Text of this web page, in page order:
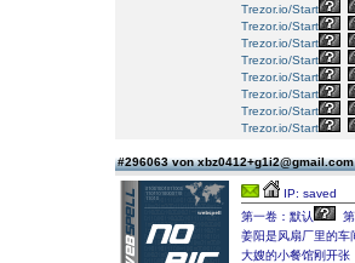
Trezor.io/Start
Trezor.io/Start
Trezor.io/Start
Trezor.io/Start
Trezor.io/Start
Trezor.io/Start
Trezor.io/Start
Trezor.io/Start
#296063 von
IP: saved
第一卷：默认
姜阳是风扇厂里的车
大嫂的小餐馆刚开张